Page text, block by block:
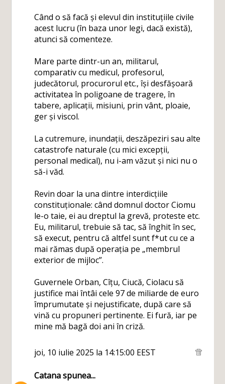
Când o să facă și elevul din instituțiile civile
acest lucru (în baza unor legi, dacă există),
atunci să comenteze.
Mare parte dintr-un an, militarul,
comparativ cu medicul, profesorul,
judecătorul, procurorul etc., își desfășoară
activitatea în poligoane de tragere, în
tabere, aplicații, misiuni, prin vânt, ploaie,
ger și viscol.
La cutremure, inundații, deszăpeziri sau alte
catastrofe naturale (cu mici excepții,
personal medical), nu i-am văzut și nici nu o
să-i văd.
Revin doar la una dintre interdicțiile
constituționale: când domnul doctor Ciomu
le-o taie, ei au dreptul la grevă, proteste etc.
Eu, militarul, trebuie să tac, să înghit în sec,
să execut, pentru că altfel sunt f*ut cu ce a
mai rămas după operația pe „membrul
exterior de mijloc”.
Guvernele Orban, Cîțu, Ciucă, Ciolacu să
justifice mai întâi cele 97 de miliarde de euro
împrumutate și nejustificate, după care să
vină cu propuneri pertinente. Ei fură, iar pe
mine mă bagă doi ani în criză.
joi, 10 iulie 2025 la 14:15:00 EEST
Catanaspunea...